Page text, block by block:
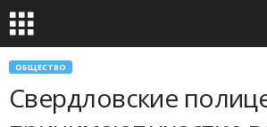
ОБЩЕСТВО
Свердловские